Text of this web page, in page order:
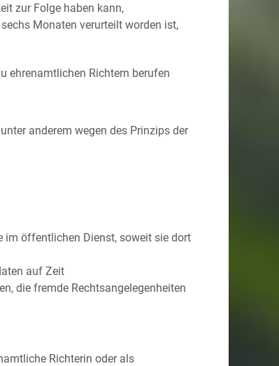
zur Folge haben kann,
Monaten verurteilt worden ist,
ehrenamtlichen Richtern berufen
anderem wegen des Prinzips der
im öffentlichen Dienst, soweit sie dort
auf Zeit
die fremde Rechtsangelegenheiten
Richterin oder als